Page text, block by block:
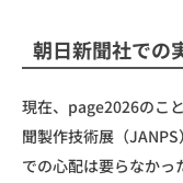
朝日新聞社での
現在、page2026のこ
聞製作技術展（
での心配は要らなかっ